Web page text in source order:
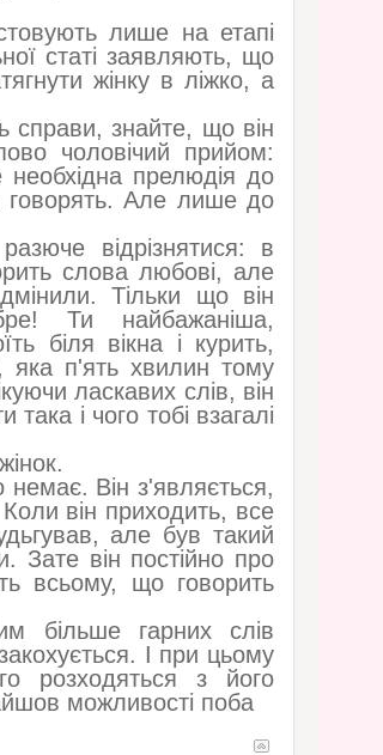
лише на етапі
статі заявляють, що
жінку в ліжко, а
знайте, що він
чоловічий прийом:
прелюдія до
говорять. Але лише до
відрізнятися: в
слова любові, але
Тільки що він
Ти найбажаніша,
біля вікна і курить,
яка п'ять хвилин тому
ласкавих слів, він
і чого тобі взагалі
немає. Він з'являється,
він приходить, все
але був такий
Зате він постійно про
всьому, що говорить
більше гарних слів
І при цьому
розходяться з його
можливості поба